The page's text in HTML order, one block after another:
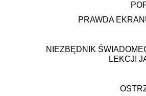
PRAWDA
NIEZBĘDNIK
LEKCJI